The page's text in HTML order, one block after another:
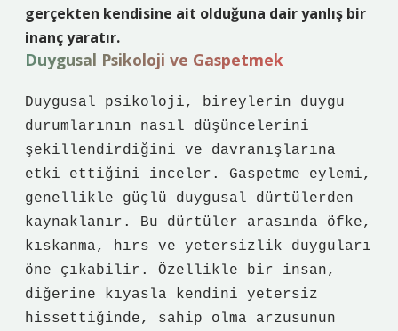
gerçekten kendisine ait olduğuna dair yanlış bir
inanç yaratır.
Duygusal Psikoloji ve Gaspetmek
Duygusal psikoloji, bireylerin duygu
durumlarının nasıl düşüncelerini
şekillendirdiğini ve davranışlarına
etki ettiğini inceler. Gaspetme eylemi,
genellikle güçlü duygusal dürtülerden
kaynaklanır. Bu dürtüler arasında öfke,
kıskanma, hırs ve yetersizlik duyguları
öne çıkabilir. Özellikle bir insan,
diğerine kıyasla kendini yetersiz
hissettiğinde, sahip olma arzusunun